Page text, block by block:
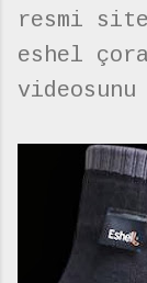
resmi
eshel